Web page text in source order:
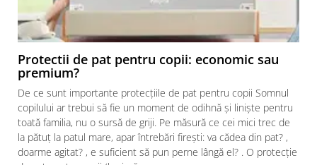
Protectii de pat pentru copii: economic sau
premium?
De ce sunt importante protecțiile de pat pentru copii Somnul
copilului ar trebui să fie un moment de odihnă și liniște pentru
toată familia, nu o sursă de griji. Pe măsură ce cei mici trec de
la pătuț la patul mare, apar întrebări firești: va cădea din pat? ,
doarme agitat? , e suficient să pun perne lângă el? . O protecție